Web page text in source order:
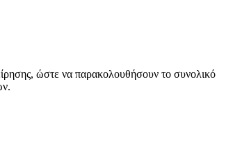
ώστε να παρακολουθήσουν το συνολικό